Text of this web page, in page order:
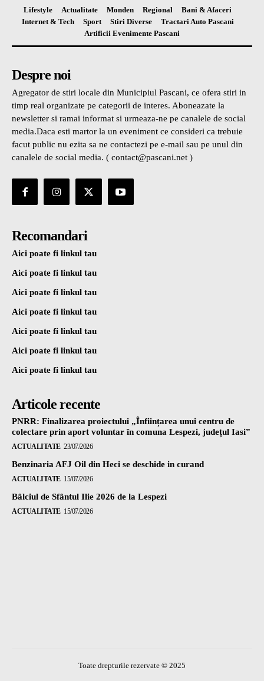
Lifestyle Actualitate Monden Regional
Bani & Afaceri
Internet & Tech
Sport Stiri Diverse
Tractari Auto Pascani
Artificii Evenimente Pascani
Despre noi
Agregator de stiri locale din Municipiul Pascani, ce ofera stiri in
timp real organizate pe categorii de interes. Aboneazate la
newsletter si ramai informat si urmeaza-ne pe canalele de social
media.Daca esti martor la un eveniment ce consideri ca trebuie
facut public nu ezita sa ne contactezi pe e-mail sau pe unul din
canalele de social media. ( contact@pascani.net )
Recomandari
Aici poate fi linkul tau
Aici poate fi linkul tau
Aici poate fi linkul tau
Aici poate fi linkul tau
Aici poate fi linkul tau
Aici poate fi linkul tau
Aici poate fi linkul tau
Articole recente
PNRR: Finalizarea proiectului „Înființarea unui centru de
colectare prin aport voluntar în comuna Lespezi, județul Iasi”
ACTUALITATE 23/07/2026
Benzinaria AFJ Oil din Heci se deschide in curand
ACTUALITATE 15/07/2026
Bâlciul de Sfântul Ilie 2026 de la Lespezi
ACTUALITATE 15/07/2026
Toate drepturile rezervate © 2025